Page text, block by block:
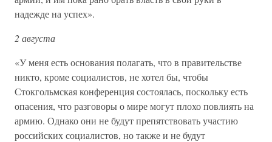
надежде на успех».
2 августа
«У меня есть основания полагать, что в правительстве
никто, кроме социалистов, не хотел бы, чтобы
Стокгольмская конференция состоялась, поскольку есть
опасения, что разговоры о мире могут плохо повлиять на
армию. Однако они не будут препятствовать участию
российских социалистов, но также и не будут